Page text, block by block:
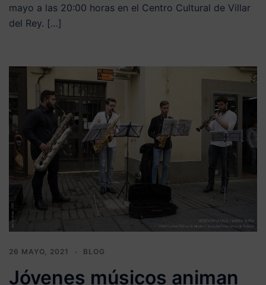
mayo a las 20:00 horas en el Centro Cultural de Villar
del Rey. […]
26 MAYO, 2021 BLOG
Jóvenes músicos animan